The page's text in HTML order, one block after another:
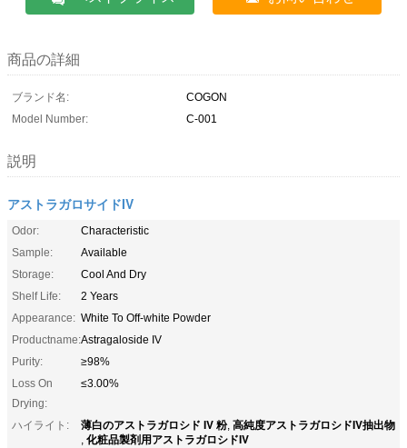
商品の詳細
ブランド名:
COGON
Model Number:
C-001
説明
アストラガロサイドIV
Odor:
Characteristic
Sample:
Available
Storage:
Cool And Dry
Shelf Life:
2 Years
Appearance: White To Off-white Powder
Productname:Astragaloside IV
Purity:
≥98%
Loss On
Drying:
≤3.00%
ハイライト: 薄白のアストラガロシド IV 粉, 高純度アストラガロシドIV抽出物
, 化粧品製剤用アストラガロシドIV